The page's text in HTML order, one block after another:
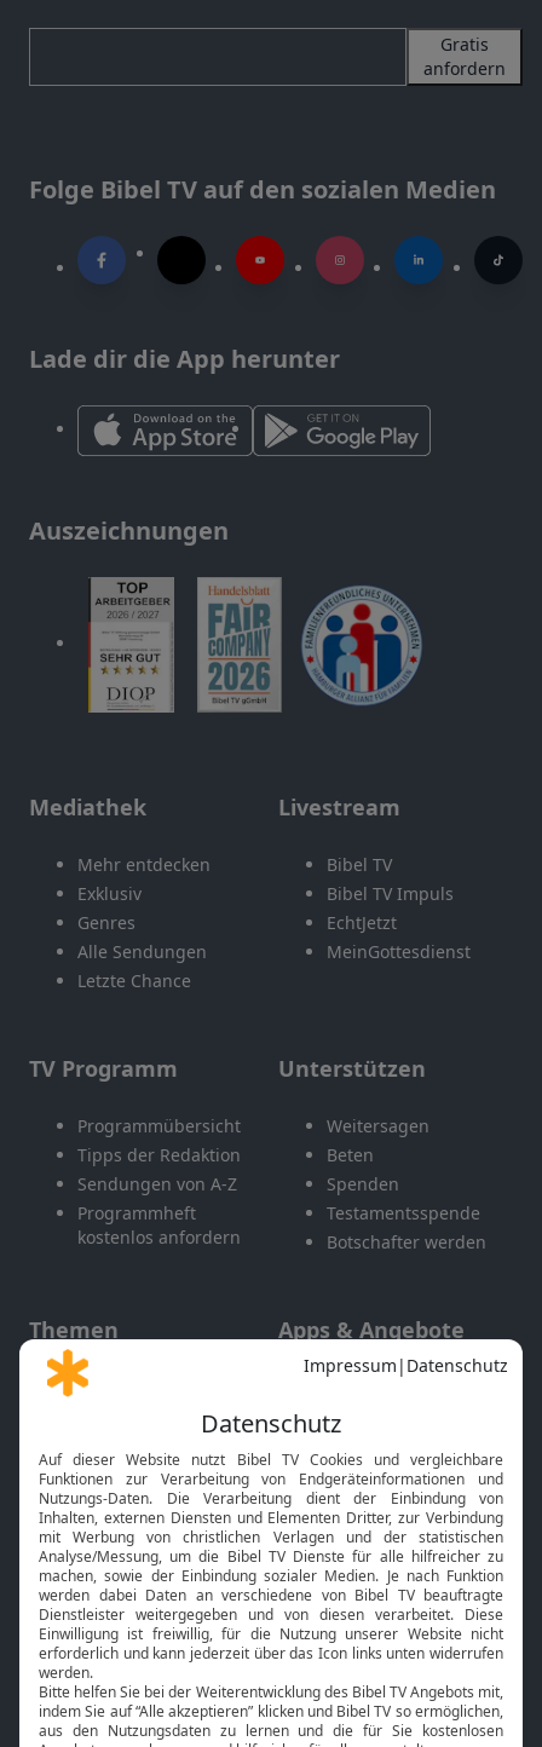
Gratis
anfordern
Folge Bibel TV auf den sozialen Medien
Lade dir die App herunter
Auszeichnungen
Mediathek
Mehr entdecken
Exklusiv
Genres
Alle Sendungen
Letzte Chance
Livestream
Bibel TV
Bibel TV Impuls
EchtJetzt
MeinGottesdienst
TV Programm
Programmübersicht
Tipps der Redaktion
Sendungen von A-Z
Programmheft
kostenlos anfordern
Unterstützen
Weitersagen
Beten
Spenden
Testamentsspende
Botschafter werden
Themen
Gott und Bibel erklärt
Neuigkeiten
Apps & Angebote
Mobile App
Smart TV
HbbTV
Bibelthek Online-Bibel
Nächster Gottesdienst
Bibel TV
Über uns
Jobs
Service
Kontakt
TV-Empfang